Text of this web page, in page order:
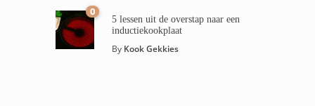
0
5 lessen uit de overstap naar een
inductiekookplaat
By Kook Gekkies